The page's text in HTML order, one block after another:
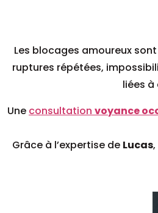
Les blocages amoureux
ruptures répétées,
liées
Une consultation voyance
Grâce à l’expertise de Lucas